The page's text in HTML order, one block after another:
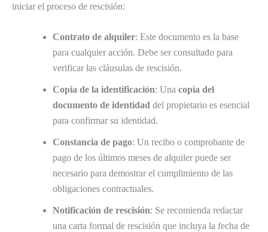
iniciar el proceso de rescisión:
Contrato de alquiler: Este documento es la base
para cualquier acción. Debe ser consultado para
verificar las cláusulas de rescisión.
Copia de la identificación: Una copia del
documento de identidad del propietario es esencial
para confirmar su identidad.
Constancia de pago: Un recibo o comprobante de
pago de los últimos meses de alquiler puede ser
necesario para demostrar el cumplimiento de las
obligaciones contractuales.
Notificación de rescisión: Se recomienda redactar
una carta formal de rescisión que incluya la fecha de